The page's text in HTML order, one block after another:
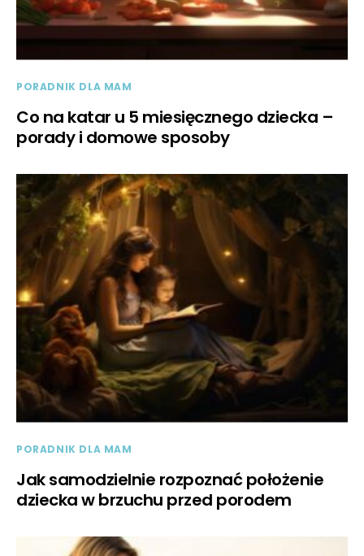
PORADNIK DLA MAM
Co na katar u 5 miesięcznego dziecka –
porady i domowe sposoby
PORADNIK DLA MAM
Jak samodzielnie rozpoznać położenie
dziecka w brzuchu przed porodem